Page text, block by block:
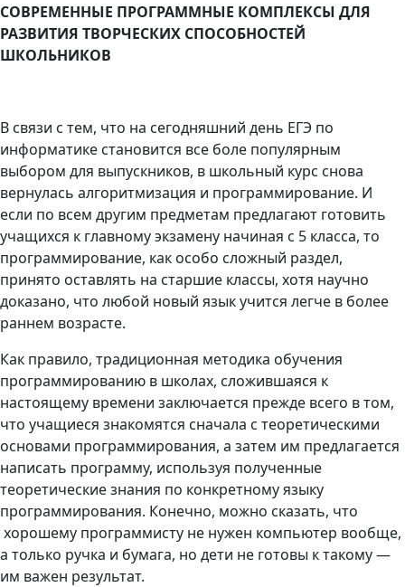
СОВРЕМЕННЫЕ ПРОГРАММНЫЕ КОМПЛЕКСЫ ДЛЯ
РАЗВИТИЯ ТВОРЧЕСКИХ СПОСОБНОСТЕЙ
ШКОЛЬНИКОВ
В связи с тем, что на сегодняшний день ЕГЭ по
информатике становится все боле популярным
выбором для выпускников, в школьный курс снова
вернулась алгоритмизация и программирование. И
если по всем другим предметам предлагают готовить
учащихся к главному экзамену начиная с 5 класса, то
программирование, как особо сложный раздел,
принято оставлять на старшие классы, хотя научно
доказано, что любой новый язык учится легче в более
раннем возрасте.
Как правило, традиционная методика обучения
программированию в школах, сложившаяся к
настоящему времени заключается прежде всего в том,
что учащиеся знакомятся сначала с теоретическими
основами программирования, а затем им предлагается
написать программу, используя полученные
теоретические знания по конкретному языку
программирования. Конечно, можно сказать, что
хорошему программисту не нужен компьютер вообще,
а только ручка и бумага, но дети не готовы к такому —
им важен результат.